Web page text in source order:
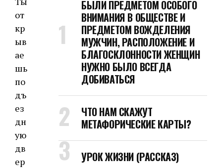
от
кр
ыв
ае
шь
по
дъ
ез
дн
ую
дв
ер
БЫЛИ ПРЕДМЕТОМ ОСОБОГО
ВНИМАНИЯ В ОБЩЕСТВЕ И
ПРЕДМЕТОМ ВОЖДЕЛЕНИЯ
МУЖЧИН, РАСПОЛОЖЕНИЕ И
БЛАГОСКЛОННОСТИ ЖЕНЩИН
НУЖНО БЫЛО ВСЕГДА
ДОБИВАТЬСЯ
ЧТО НАМ СКАЖУТ
МЕТАФОРИЧЕСКИЕ КАРТЫ?
УРОК ЖИЗНИ (РАССКАЗ)